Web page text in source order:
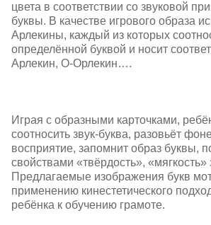
цвета в соответствии со звуковой
буквы. В качестве игрового образа
Арлекины, каждый из которых
определённой буквой и носит
Арлекин, О-Орлекин….
Играя с образными карточками,
соотносить звук-буква, разовьёт
восприятие, запомнит образ буквы,
свойствами «твёрдость», «мягкость»
Предлагаемые изображения букв
применению кинестетического
ребёнка к обучению грамоте.